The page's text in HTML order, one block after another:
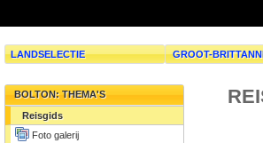
LANDSELECTIE GROOT-
BOLTON: THEMA'S
Reisgids
Foto galerij